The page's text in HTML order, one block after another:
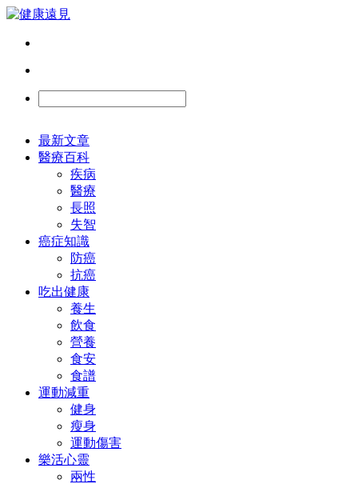
最新文章
醫療百科
疾病
醫療
長照
失智
癌症知識
防癌
抗癌
吃出健康
養生
飲食
營養
食安
食譜
運動減重
健身
瘦身
運動傷害
樂活心靈
兩性